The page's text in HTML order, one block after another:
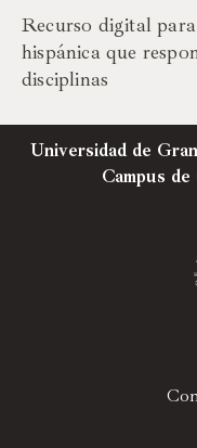
Recurso digital
hispánica que
disciplinas
Universidad de
Campus